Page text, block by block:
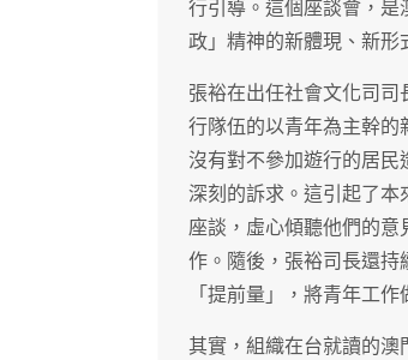
行引導。這個座談會，
政」精神的新體現、新形
張裕在出任社會文化司
行隊伍的以青年為主幹的
沒有對不參加遊行的居民
深刻的訴求。這引起了
座談，虛心傾聽他們的
作。隨後，張裕司長還持
「提前量」，將青年工
其實，組織在台就讀的